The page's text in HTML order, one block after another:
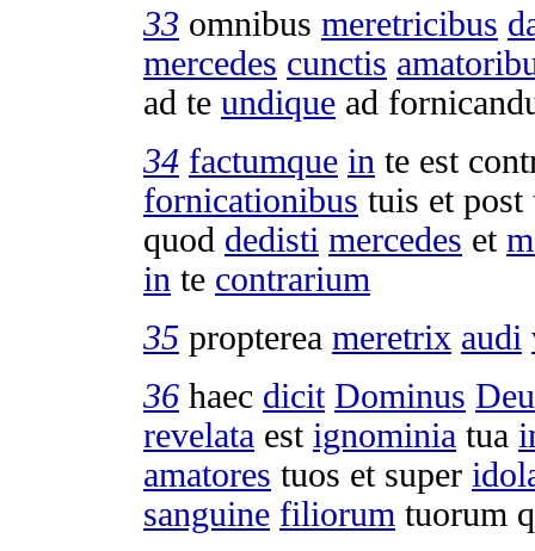
33 omnibus meretricibus
mercedes cunctis
ad te undique ad
34 factumque in te est
fornicationibus tuis et
quod dedisti mercedes et
in te contrarium
35 propterea meretrix audi
36 haec dicit Dominus
revelata est ignominia tua
amatores tuos et super
sanguine filiorum tuorum